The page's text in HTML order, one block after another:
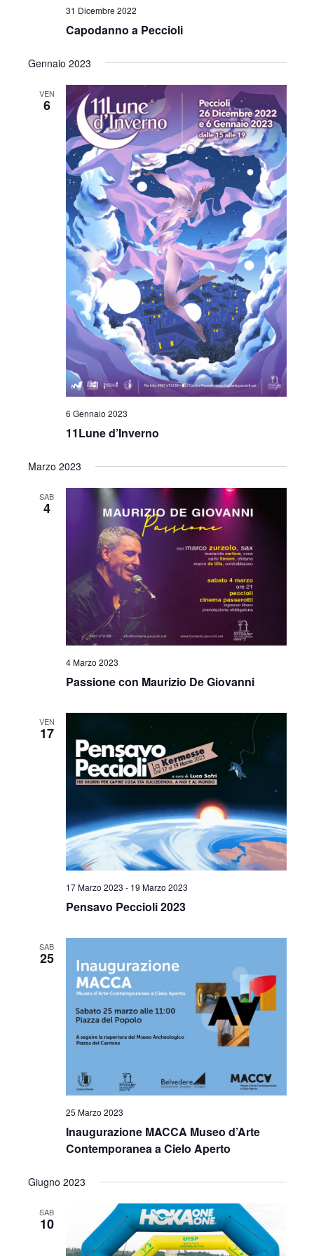
s
t
e
N
a
v
i
g
a
z
i
o
n
e
o
n
e
31 Dicembre 2022
Capodanno a Peccioli
Gennaio 2023
VEN
6
6 Gennaio 2023
11Lune d’Inverno
Marzo 2023
SAB
4
4 Marzo 2023
Passione con Maurizio De Giovanni
VEN
17
17 Marzo 2023 - 19 Marzo 2023
Pensavo Peccioli 2023
SAB
25
25 Marzo 2023
Inaugurazione MACCA Museo d’Arte
Contemporanea a Cielo Aperto
Giugno 2023
SAB
10